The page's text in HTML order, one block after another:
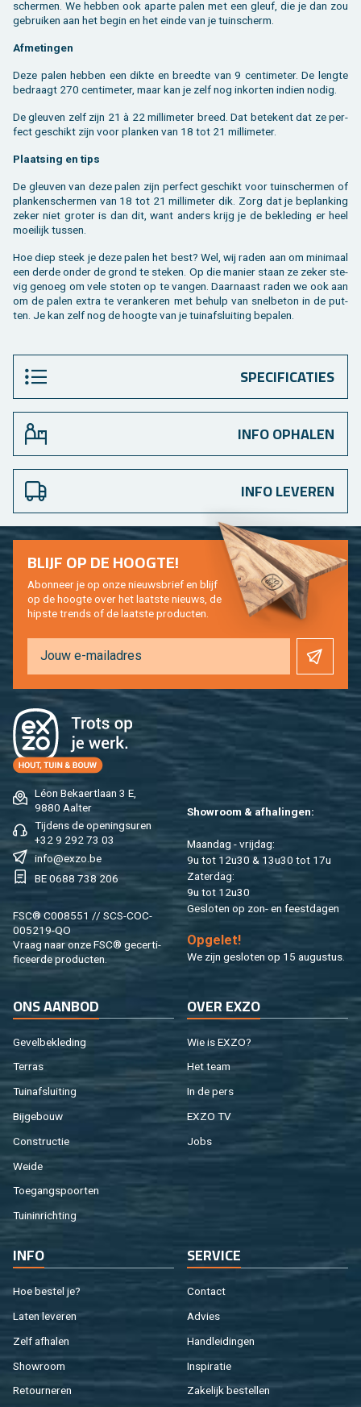
scher­men. We heb­ben ook apar­te palen met een gleuf, die je dan zou
ge­brui­ken aan het begin en het einde van je tuin­scherm.
Af­me­tin­gen
Deze palen heb­ben een dikte en breed­te van 9 cen­ti­me­ter. De leng­te
be­draagt 270 cen­ti­me­ter, maar kan je zelf nog in­kor­ten in­dien nodig.
De gleu­ven zelf zijn 21 à 22 mil­li­me­ter breed. Dat be­te­kent dat ze per­
fect ge­schikt zijn voor plan­ken van 18 tot 21 mil­li­me­ter.
Plaat­sing en tips
De gleu­ven van deze palen zijn per­fect ge­schikt voor tuin­scher­men of
plan­ken­scher­men van 18 tot 21 mil­li­me­ter dik. Zorg dat je be­plan­king
zeker niet gro­ter is dan dit, want an­ders krijg je de be­kle­ding er heel
moei­lijk tus­sen.
Hoe diep steek je deze palen het best? Wel, wij raden aan om mi­ni­maal
een derde onder de grond te ste­ken. Op die ma­nier staan ze zeker ste­
vig ge­noeg om vele sto­ten op te van­gen. Daar­naast raden we ook aan
om de palen extra te ver­an­ke­ren met be­hulp van snel­be­ton in de put­
ten. Je kan zelf nog de hoog­te van je tuin­af­slui­ting be­pa­len.
SPECIFICATIES
INFO OPHALEN
INFO LEVEREN
Léon Be­kaert­laan 3 E,
9880 Aal­ter
Tij­dens de ope­nings­uren
+32 9 292 73 03
info@​exzo.​be
BE 0688 738 206
FSC® C008551 // SCS-COC-
005219-QO
Vraag naar onze FSC® ge­cer­ti­
fi­ceer­de pro­duc­ten.
Show­room & af­ha­lin­gen:
Maan­dag - vrij­dag:
9u tot 12u30 & 13u30 tot 17u
Za­ter­dag:
9u tot 12u30
Ge­slo­ten op zon- en feest­da­gen
Op­ge­let!
We zijn ge­slo­ten op 15 au­gus­tus.
BLIJF OP DE HOOG­TE!
Abon­neer je op onze nieuws­brief en blijf
op de hoog­te over het laat­ste nieuws, de
hip­s­te trends of de laat­ste pro­duc­ten.
ONS AAN­BOD
Ge­vel­be­kle­ding
Ter­ras
Tuin­af­slui­ting
Bij­ge­bouw
Con­struc­tie
Weide
Toe­gangs­poor­ten
Tuin­in­rich­ting
OVER EXZO
Wie is EXZO?
Het team
In de pers
EXZO TV
Jobs
INFO
Hoe be­stel je?
Laten le­ve­ren
Zelf af­ha­len
Show­room
Re­tour­ne­ren
SER­VI­CE
Con­tact
Ad­vies
Hand­lei­din­gen
In­spi­ra­tie
Za­ke­lijk be­stel­len